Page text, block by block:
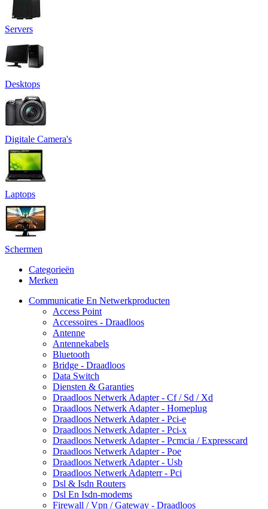
Servers
Desktops
Digitale Camera's
Laptops
Schermen
Categorieën
Merken
Communicatie En Netwerkproducten
Access Point
Accessoires - Draadloos
Antenne
Antennekabels
Bluetooth
Bridge - Draadloos
Data Switch
Diensten & Garanties
Draadloos Netwerk Adapter - Cf / Sd / Xd
Draadloos Netwerk Adapter - Homeplug
Draadloos Netwerk Adapter - Pci-e
Draadloos Netwerk Adapter - Pci-x
Draadloos Netwerk Adapter - Pcmcia / Expresscard
Draadloos Netwerk Adapter - Poe
Draadloos Netwerk Adapter - Usb
Draadloos Netwerk Adapterr - Pci
Dsl & Isdn Routers
Dsl En Isdn-modems
Firewall / Vpn / Gateway - Draadloos